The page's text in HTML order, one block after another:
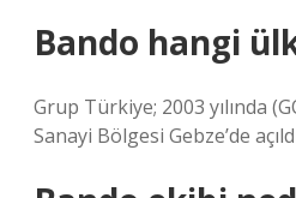
Bando hangi
Grup Türkiye; 2003 yılında
Sanayi Bölgesi Gebze’de